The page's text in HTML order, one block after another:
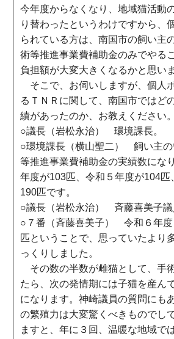
今年度からなくなり、地域猫活動
り替わったというわけですから、
られている方は、南国市の飼い主
術等推進事業費補助金のみでやる
負担額が大変大きくなるかと思い
そこで、お伺いしますが、個人
るＴＮＲに関して、南国市ではど
績があったのか、お教えください。
○議長（岩松永治） 環境課長。
○環境課長（横山聖二） 飼い主の
等推進事業費補助金の実績数にな
年度が103匹、令和５年度が104匹
190匹です。
○議長（岩松永治） 斉藤喜美子議
○７番（斉藤喜美子） 令和６年度
匹ということで、思っていたより
っくりしました。
その数の半数が雌猫として、手
たら、次の発情期には子猫を産ん
になります。神崎議員の質問にも
の繁殖力は大変驚くべきものでし
ますと、年に３回、温暖な地域で